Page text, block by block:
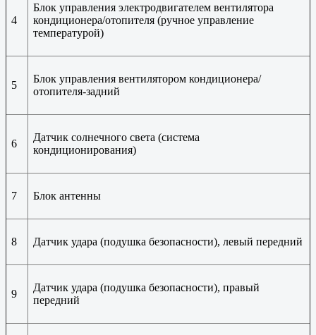
4
Блок управления электродвигателем вентилятора
кондиционера/отопителя (ручное управление
температурой)
5
Блок управления вентилятором кондиционера/
отопителя-задний
6
Датчик солнечного света (система
кондиционирования)
7 Блок антенны
8 Датчик удара (подушка безопасности), левый передний
9
Датчик удара (подушка безопасности), правый
передний